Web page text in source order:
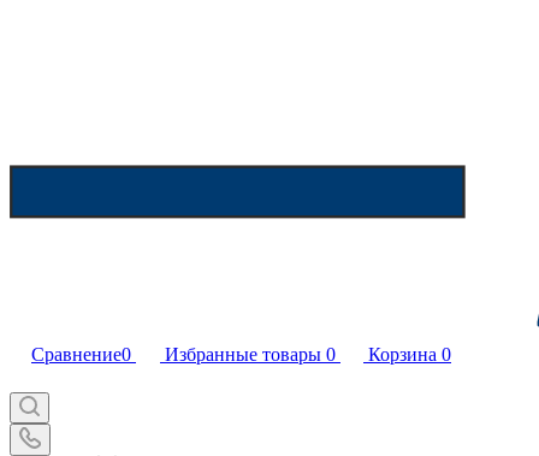
Сравнение0 Избранные товары 0 Корзина 0